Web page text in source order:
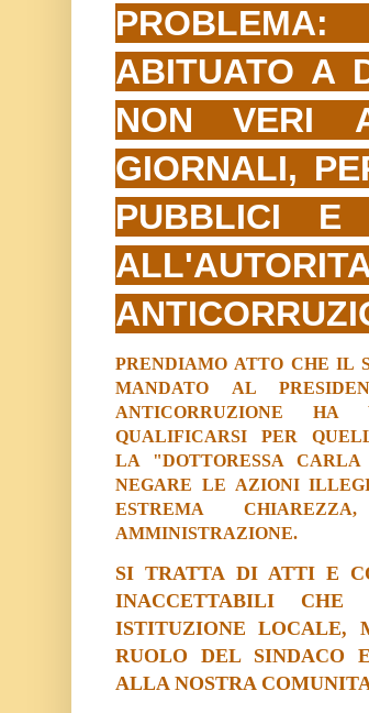
ABITUATO A
NON VERI
GIORNALI,
PUBBLICI E
PRENDIAMO ATTO CHE IL
MANDATO AL
ANTICORRUZIONE
HA
QUALIFICARSI PER
LA
"DOTTORESSA
NEGARE LE AZIONI
ESTREMA
AMMINISTRAZIONE.
SI TRATTA DI ATTI E
INACCETTABILI CHE
ISTITUZIONE LOCALE,
RUOLO DEL SINDACO
ALLA NOSTRA